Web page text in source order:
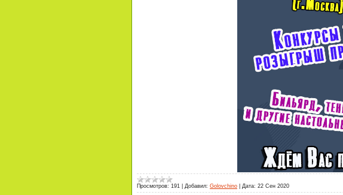
Просмотров: 191 Добавил: Golovchino Дата: 22 Сен 2020